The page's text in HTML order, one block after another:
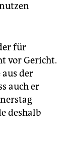
für
vor Gericht.
der
auch er
deshalb